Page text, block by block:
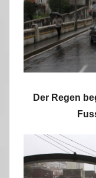
Der Regen